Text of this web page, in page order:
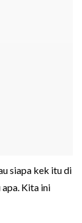
siapa kek itu di
Kita ini